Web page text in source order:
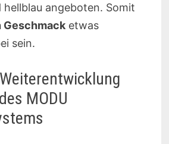
angeboten. Somit
Geschmacketwas
sein.
MODU